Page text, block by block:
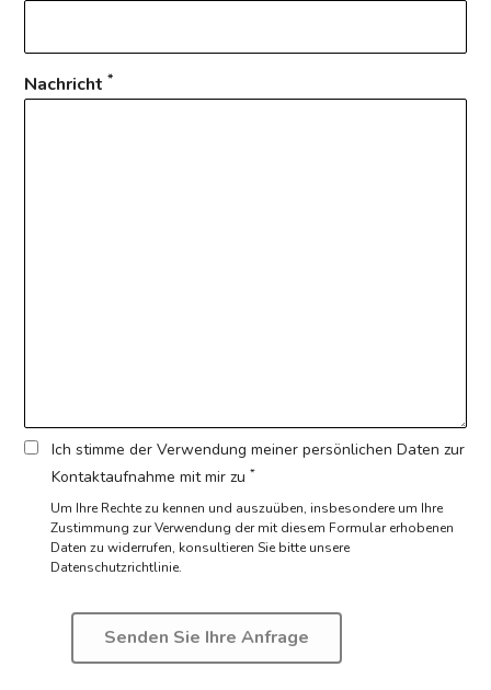
Nachricht*
Ich stimme der Verwendung meiner persönlichen Daten zur
Kontaktaufnahme mit mir zu *
Um Ihre Rechte zu kennen und auszuüben, insbesondere um Ihre
Zustimmung zur Verwendung der mit diesem Formular erhobenen
Daten zu widerrufen, konsultieren Sie bitte unsere
Datenschutzrichtlinie.